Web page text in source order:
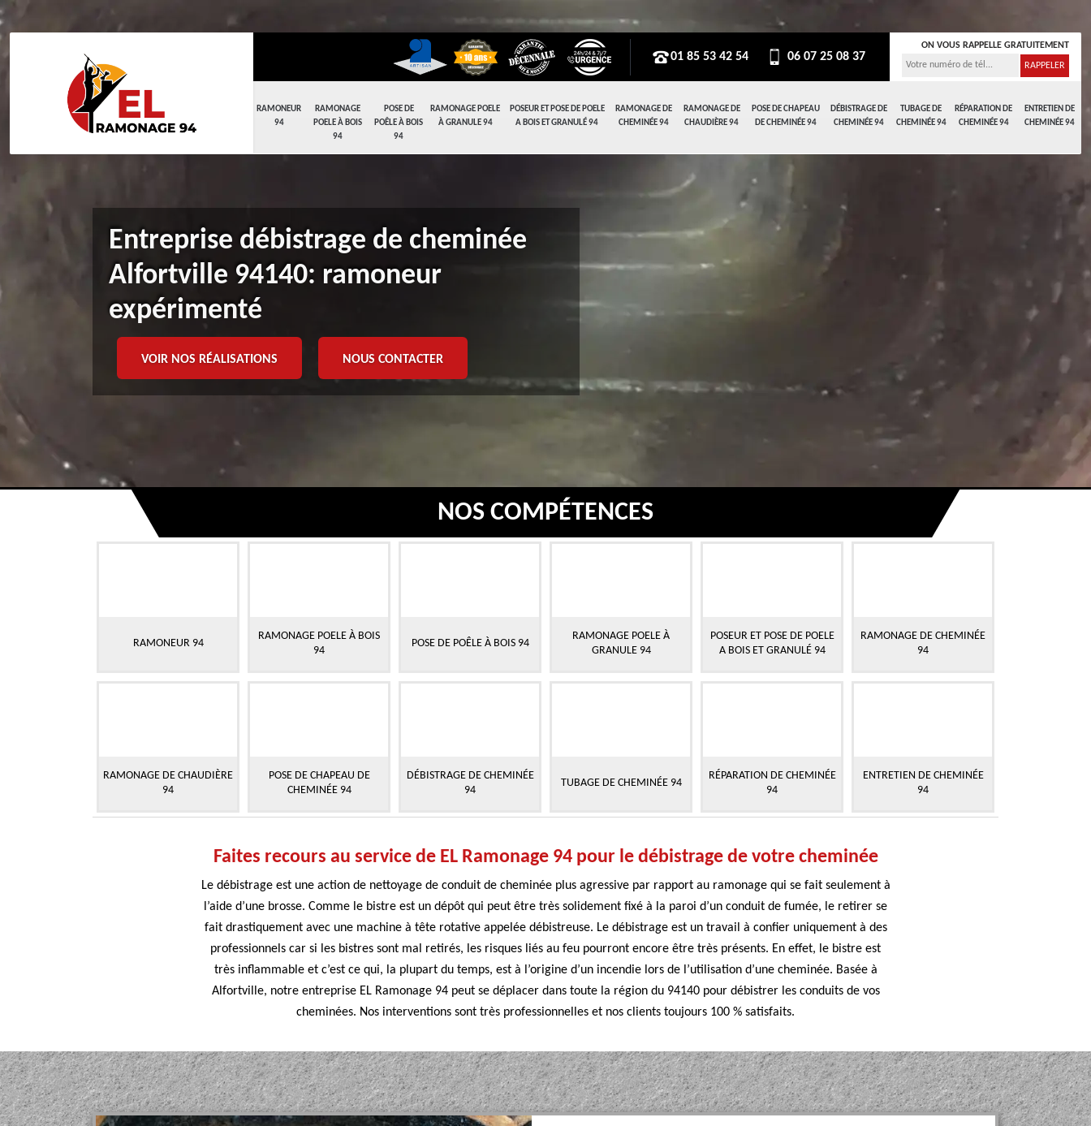
RAMONEUR
94
RAMONAGE
POELE À BOIS
94
POSE DE
POÊLE À BOIS
94
RAMONAGE POELE
À GRANULE 94
POSEUR ET POSE DE POELE
A BOIS ET GRANULÉ 94
RAMONAGE DE
CHEMINÉE 94
RAMONAGE DE
CHAUDIÈRE 94
POSE DE CHAPEAU
DE CHEMINÉE 94
DÉBISTRAGE DE
CHEMINÉE 94
TUBAGE DE
CHEMINÉE 94
RÉPARATION DE
CHEMINÉE 94
ENTRETIEN DE
CHEMINÉE 94
01 85 53 42 54 06 07 25 08 37
ON VOUS RAPPELLE GRATUITEMENT
Entreprise débistrage de cheminée
Alfortville 94140: ramoneur
expérimenté
VOIR NOS RÉALISATIONS NOUS CONTACTER
NOS COMPÉTENCES
RAMONEUR 94
RAMONAGE POELE À BOIS
94
POSE DE POÊLE À BOIS 94
RAMONAGE POELE À
GRANULE 94
POSEUR ET POSE DE POELE
A BOIS ET GRANULÉ 94
RAMONAGE DE CHEMINÉE
94
RAMONAGE DE CHAUDIÈRE
94
POSE DE CHAPEAU DE
CHEMINÉE 94
DÉBISTRAGE DE CHEMINÉE
94
TUBAGE DE CHEMINÉE 94
RÉPARATION DE CHEMINÉE
94
ENTRETIEN DE CHEMINÉE
94
Faites recours au service de EL Ramonage 94 pour le débistrage de votre cheminée
Le débistrage est une action de nettoyage de conduit de cheminée plus agressive par rapport au ramonage qui se fait seulement à
l’aide d’une brosse. Comme le bistre est un dépôt qui peut être très solidement fixé à la paroi d’un conduit de fumée, le retirer se
fait drastiquement avec une machine à tête rotative appelée débistreuse. Le débistrage est un travail à confier uniquement à des
professionnels car si les bistres sont mal retirés, les risques liés au feu pourront encore être très présents. En effet, le bistre est
très inflammable et c’est ce qui, la plupart du temps, est à l’origine d’un incendie lors de l’utilisation d’une cheminée. Basée à
Alfortville, notre entreprise EL Ramonage 94 peut se déplacer dans toute la région du 94140 pour débistrer les conduits de vos
cheminées. Nos interventions sont très professionnelles et nos clients toujours 100 % satisfaits.